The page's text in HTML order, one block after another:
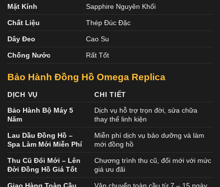
Mặt Kính Sapphire Nguyên Khối
Chất Liệu Thép Đúc Đặc
Dây Đeo Cao Su
Chống Nước Rất Tốt
Bảo Hành Đồng Hồ Omega Replica
DỊCH VỤ
CHI TIẾT
Bảo Hành Bộ Máy 5
Năm
Dịch vụ hỗ trợ trọn đời, sửa chữa
thay thế linh kiện
Lau Dầu Đồng Hồ –
Spa Làm Mới Miễn Phí
Miễn phí dịch vụ bảo dưỡng và làm
mới đồng hồ
Thu Cũ Đổi Mới – Lên
Đời Đồng Hồ Giá Tốt
Chương trình thu cũ, đổi mới với mức
giá ưu đãi